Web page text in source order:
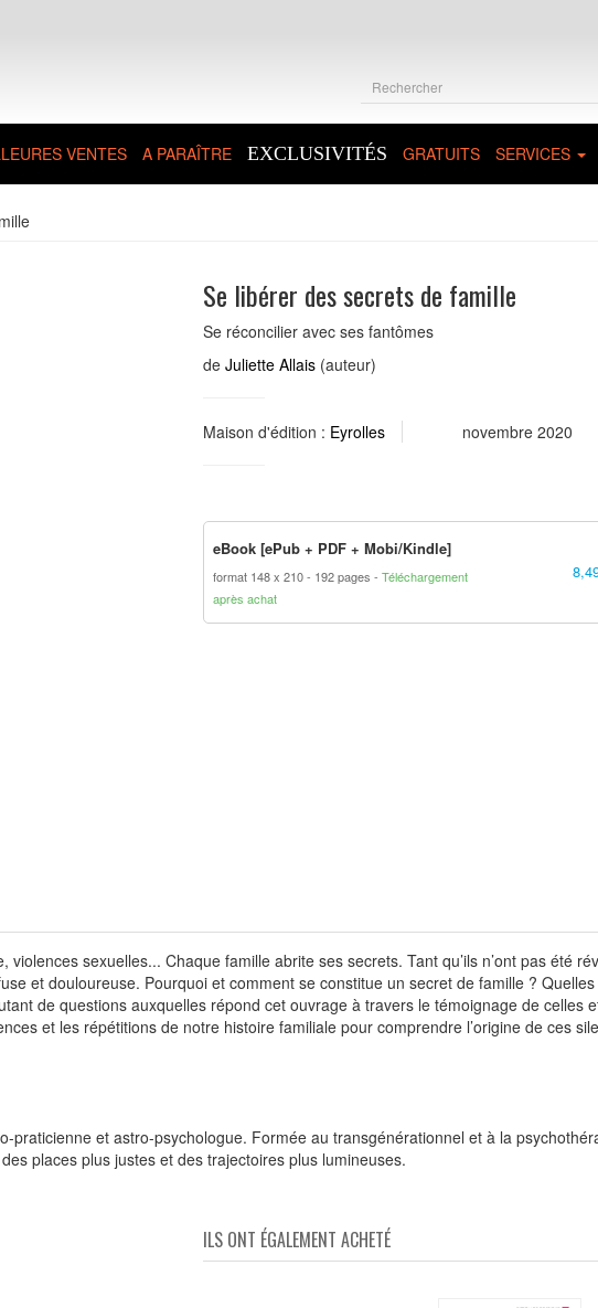
VENTES A PARAÎTRE EXCLUSIVITÉS GRATUITS SERVICES
Se libérer des secrets de famille
Se réconcilier avec ses fantômes
de Juliette Allais (auteur)
Maison d'édition : Eyrolles novembre 2020
eBook [ePub + PDF + Mobi/Kindle]
format 148 x 210 192 pages
Téléchargement
après achat
sexuelles... Chaque famille abrite ses secrets. Tant qu’ils n’ont pas été
et douloureuse. Pourquoi et comment se constitue un secret de famille ?
de questions auxquelles répond cet ouvrage à travers le témoignage de celles
et les répétitions de notre histoire familiale pour comprendre l’origine de ces
praticienne et astro-psychologue. Formée au transgénérationnel et à la
places plus justes et des trajectoires plus lumineuses.
ILS ONT ÉGALEMENT ACHETÉ